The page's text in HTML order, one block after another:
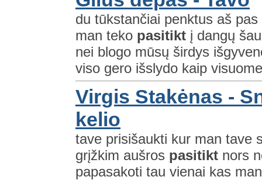
du tūkstančiai penktus aš
man teko pasitikt į dangų
nei blogo mūsų širdys
viso gero išslydo kaip
Virgis Stakėnas -
kelio
tave prisišaukti kur man tave
grįžkim aušros pasitikt nors
papasakoti tau vienai kas